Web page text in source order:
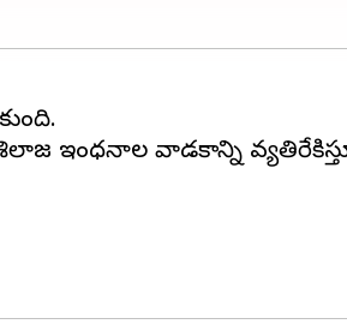
శిలాజ ఇంధనాల వాడకాన్ని